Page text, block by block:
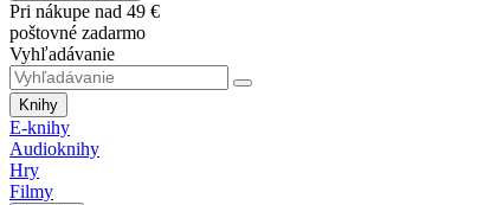
Pri nákupe nad 49 €
poštovné zadarmo
Vyhľadávanie
Knihy
E-knihy
Audioknihy
Hry
Filmy